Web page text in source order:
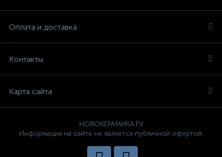
Оплата и доставка
Контакты
Карта сайта
НОВОКЕРАМИКА.РУ
Информация на сайте не является публичной офертой.